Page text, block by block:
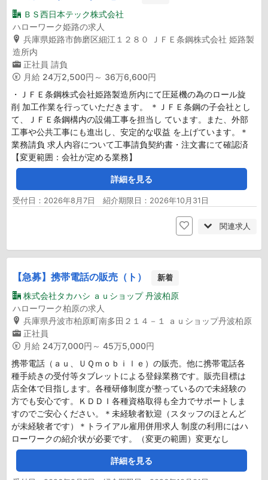
ＢＳ西日本テック株式会社
ハローワーク姫路の求人
兵庫県姫路市飾磨区細江１２８０ ＪＦＥ条鋼株式会社 姫路製
造所内
正社員 請負
月給 24万2,500円～ 36万6,600円
・ＪＦＥ条鋼株式会社姫路製造所内にて圧延機の為のロール旋
削 加工作業を行っていただきます。 ＊ＪＦＥ条鋼の子会社とし
て、ＪＦＥ条鋼構内の設備工事を担当し ています。また、外部
工事や公共工事にも進出し、安定的な収益 を上げています。＊
業務請負 求人内容について工事請負契約書・注文書にて確認済
【変更範囲：会社が定める業務】
詳細を見る
受付日：2026年8月7日 紹介期限日：2026年10月31日
関連求人
【急募】携帯電話の販売（ト） 新着
株式会社タカハシ ａｕショップ 丹波柏原
ハローワーク柏原の求人
兵庫県丹波市柏原町南多田２１４－１ ａｕショップ丹波柏原
正社員
月給 24万7,000円～ 45万5,000円
携帯電話（ａｕ、ＵＱｍｏｂｉｌｅ）の販売。他に携帯電話各
種手続きの受付等タブレットによる登録業務です。販売目標は
店全体で目指します。各種研修制度が整っているので未経験の
方でも安心です。ＫＤＤＩ各種資格取得も全力でサポートしま
すのでご安心ください。＊未経験者歓迎（スタッフのほとんど
が未経験者です）＊トライアル雇用併用求人 制度の利用にはハ
ローワークの紹介状が必要です。（変更の範囲）変更なし
詳細を見る